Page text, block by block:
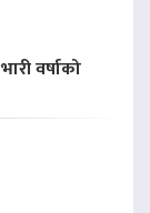
वर्षाको